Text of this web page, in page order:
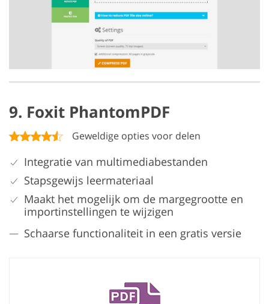
9. Foxit PhantomPDF
Geweldige opties voor delen
Integratie van multimediabestanden
Stapsgewijs leermateriaal
Maakt het mogelijk om de margegrootte en
importinstellingen te wijzigen
Schaarse functionaliteit in een gratis versie